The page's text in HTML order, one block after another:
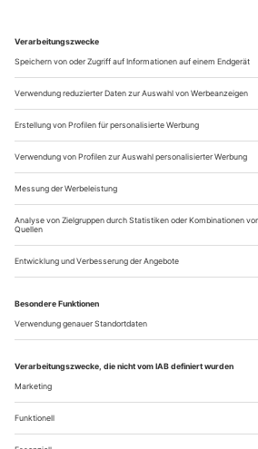
unternahm er bis zu seinem
Anstrengungen mehr für eine
Erstproduktion am Staatstheater
Flieg, Albatros, flieg!
Mit dem Ende der DDR war in Eisenach
Oper vorbei. Heute wird das
Aber ist das Haus für die
Theater»? Eine Reportage
Das kann nicht wahr sein: Da
Eisenach eine Opernpremiere statt,
ist nicht einmal zu einem Drittel
verlieren sich in einem Raum, der 500
möchte. Gezeigt wird das
es spielt die traditionsreiche Meininger
ein wenig...
Über uns Kontakt